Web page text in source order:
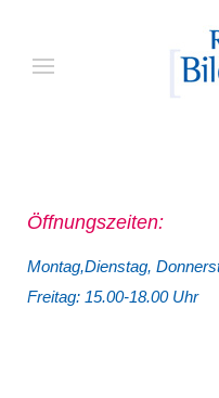
Öffnungszeiten:
Montag,Dienstag,
Freitag: 15.00-18.00 Uhr